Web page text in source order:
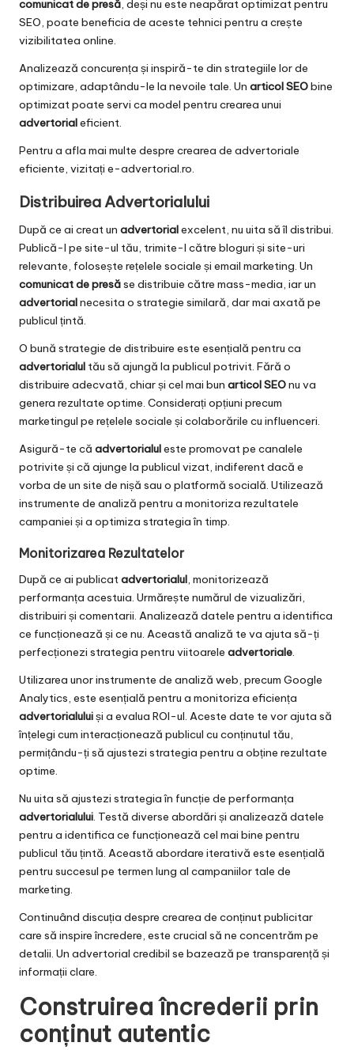
comunicat de presă, deși nu este neapărat optimizat pentru
SEO, poate beneficia de aceste tehnici pentru a crește
vizibilitatea online.
Analizează concurența și inspiră-te din strategiile lor de
optimizare, adaptându-le la nevoile tale. Un articol SEObine
optimizat poate servi ca model pentru crearea unui
advertorialeficient.
Pentru a afla mai multe despre crearea de advertoriale
eficiente, vizitați e-advertorial.ro.
Distribuirea Advertorialului
După ce ai creat un advertorialexcelent, nu uita să îl distribui.
Publică-l pe site-ul tău, trimite-l către bloguri și site-uri
relevante, folosește rețelele sociale și email marketing. Un
comunicat de presăse distribuie către mass-media, iar un
advertorialnecesita o strategie similară, dar mai axată pe
publicul țintă.
O bună strategie de distribuire este esențială pentru ca
advertorialul tău să ajungă la publicul potrivit. Fără o
distribuire adecvată, chiar și cel mai bun articol SEOnu va
genera rezultate optime. Considerați opțiuni precum
marketingul pe rețelele sociale și colaborările cu influenceri.
Asigură-te că advertorialuleste promovat pe canalele
potrivite și că ajunge la publicul vizat, indiferent dacă e
vorba de un site de nișă sau o platformă socială. Utilizează
instrumente de analiză pentru a monitoriza rezultatele
campaniei și a optimiza strategia în timp.
Monitorizarea Rezultatelor
După ce ai publicatadvertorialul, monitorizează
performanța acestuia. Urmărește numărul de vizualizări,
distribuiri și comentarii. Analizează datele pentru a identifica
ce funcționează și ce nu. Această analiză te va ajuta să-ți
perfecționezi strategia pentru viitoarele advertoriale.
Utilizarea unor instrumente de analiză web, precum Google
Analytics, este esențială pentru a monitoriza eficiența
advertorialuluiși a evalua ROI-ul. Aceste date te vor ajuta să
înțelegi cum interacționează publicul cu conținutul tău,
permițându-ți să ajustezi strategia pentru a obține rezultate
optime.
Nu uita să ajustezi strategia în funcție de performanța
advertorialului. Testă diverse abordări și analizează datele
pentru a identifica ce funcționează cel mai bine pentru
publicul tău țintă. Această abordare iterativă este esențială
pentru succesul pe termen lung al campaniilor tale de
marketing.
Continuând discuția despre crearea de conținut publicitar
care să inspire încredere, este crucial să ne concentrăm pe
detalii. Un advertorial credibil se bazează pe transparență și
informații clare.
Construirea încrederii prin
conținut autentic